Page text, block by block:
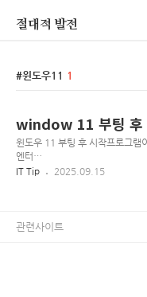
절대적 발전
윈도우11 1
window 11 부팅 후
윈도우 11 부팅 후 시작프로그
엔터
IT Tip 2025.09.15
관련사이트